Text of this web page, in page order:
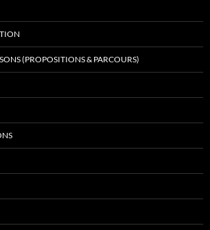
(PROPOSITIONS & PARCOURS)